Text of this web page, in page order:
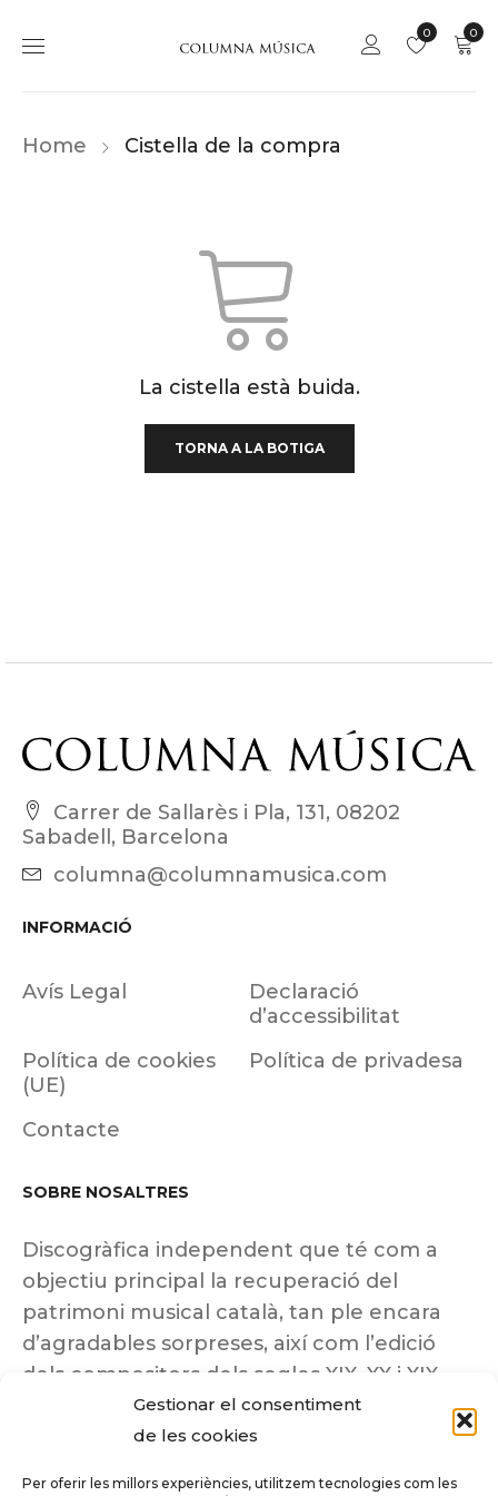
Gestionar el consentiment
de les cookies
Per oferir les millors experiències, utilitzem tecnologies com les
0
0
Home Cistella de la compra
La cistella està buida.
TORNA A LA BOTIGA
Carrer de Sallarès i Pla, 131, 08202
Sabadell, Barcelona
columna@columnamusica.com
INFORMACIÓ
Avís Legal
Declaració
d’accessibilitat
Política de cookies
(UE)
Política de privadesa
Contacte
SOBRE NOSALTRES
Discogràfica independent que té com a
objectiu principal la recuperació del
patrimoni musical català, tan ple encara
d’agradables sorpreses, així com l’edició
dels compositors dels segles XIX, XX i XIX
insuficientment coneguts.